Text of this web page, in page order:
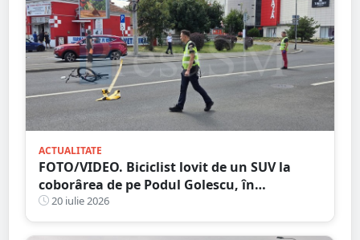
ACTUALITATE
FOTO/VIDEO. Biciclist lovit de un SUV la
coborârea de pe Podul Golescu, în
municipiul Satu Mare. Șoferul: ”Pur și
simplu nu l-am văzut”
20 iulie 2026